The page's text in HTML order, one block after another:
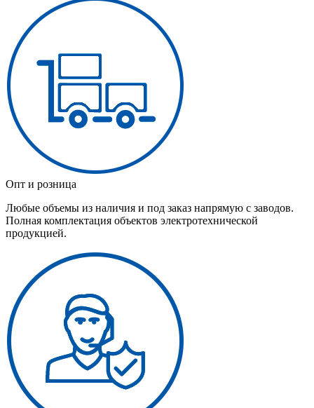
Опт и розница
Любые объемы из наличия и под заказ напрямую с заводов.
Полная комплектация объектов электротехнической
продукцией.